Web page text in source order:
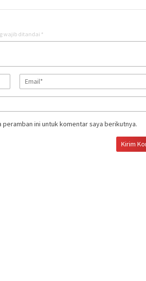
wajib ditandai *
ini untuk komentar saya berikutnya.